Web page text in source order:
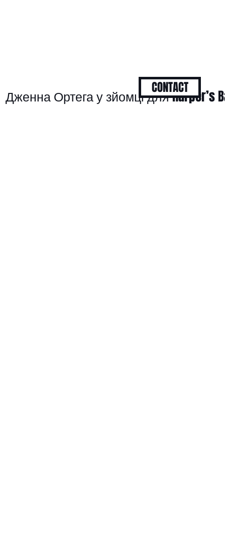
Дженна Ортега у зйомці для Harper’s
CONTACT